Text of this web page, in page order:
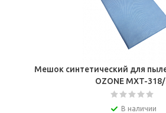
Мешок синтетический для
OZONE MXT-
В наличии